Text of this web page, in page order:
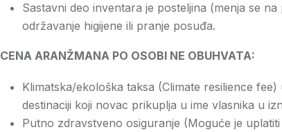
Sastavni deo inventara je posteljina (menja se
održavanje higijene ili pranje posuđa.
CENA ARANŽMANA PO OSOBI NE OBUHVATA:
Klimatska/ekološka taksa (Climate resilience
destinaciji koji novac prikuplja u ime vlasnika u
Putno zdravstveno osiguranje (Moguće je